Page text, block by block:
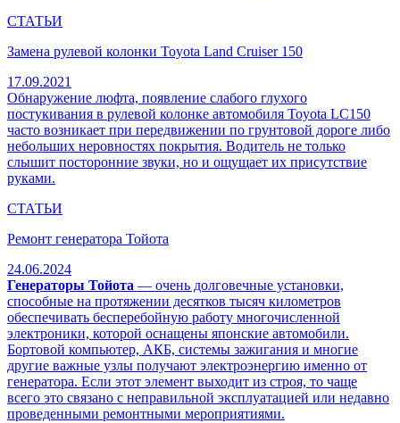
СТАТЬИ
Замена рулевой колонки Toyota Land Cruiser 150
17.09.2021
Обнаружение люфта, появление слабого глухого
постукивания в рулевой колонке автомобиля Toyota LC150
часто возникает при передвижении по грунтовой дороге либо
небольших неровностях покрытия. Водитель не только
слышит посторонние звуки, но и ощущает их присутствие
руками.
СТАТЬИ
Ремонт генератора Тойота
24.06.2024
Генераторы Тойота — очень долговечные установки,
способные на протяжении десятков тысяч километров
обеспечивать бесперебойную работу многочисленной
электроники, которой оснащены японские автомобили.
Бортовой компьютер, АКБ, системы зажигания и многие
другие важные узлы получают электроэнергию именно от
генератора. Если этот элемент выходит из строя, то чаще
всего это связано с неправильной эксплуатацией или недавно
проведенными ремонтными мероприятиями.